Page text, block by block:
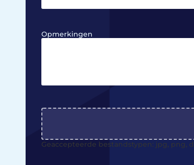
Opmerkingen
File
Geaccepteerde bestandstypen: jpg, png,